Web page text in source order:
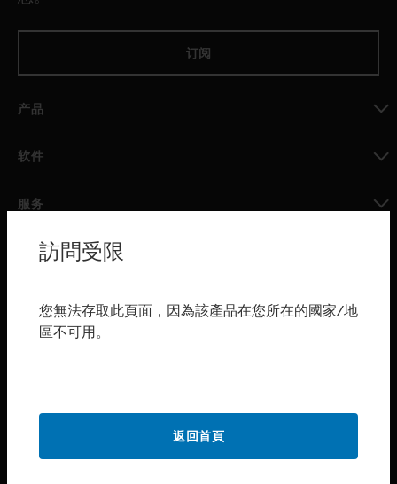
订阅
产品
软件
服务
toggle view
行业
toggle view
訪問受限
您無法存取此頁面，因為該產品在您所在的國家/地
區不可用。
返回首頁